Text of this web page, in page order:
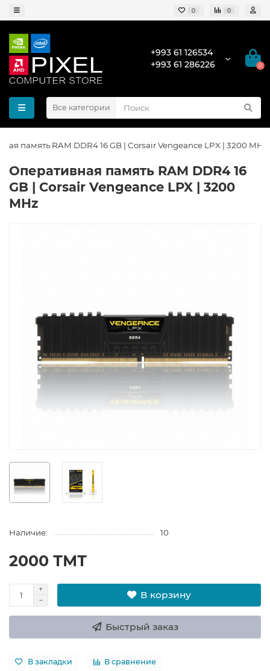
0 0
+993 61 126534
+993 61 286226
0
Все категории
память RAM DDR4 16 GB | Corsair Vengeance LPX | 3200 MHz
Оперативная память RAM DDR4 16
GB | Corsair Vengeance LPX | 3200
MHz
Наличие: 10
2000 ТМТ
В корзину
Быстрый заказ
В закладки В сравнение